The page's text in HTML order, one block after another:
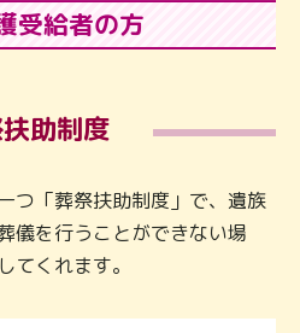
受給者の方
助制度
つ「葬祭扶助制度」で、遺族
儀を行うことができない場
てくれます。